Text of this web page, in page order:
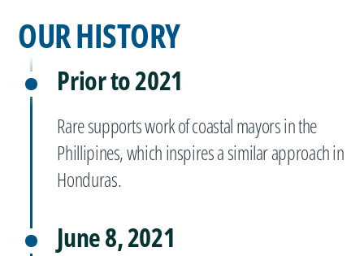
OUR HISTORY
Prior to 2021
Rare supports work of coastal mayors in the
Phillipines, which inspires a similar approach in
Honduras.
June 8, 2021